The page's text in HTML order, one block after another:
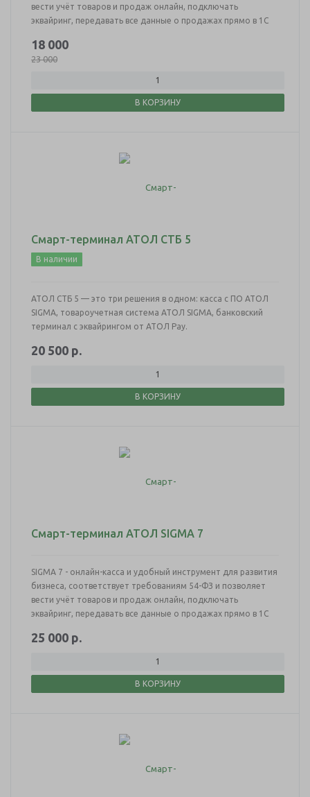
вести учёт товаров и продаж онлайн, подключать
эквайринг, передавать все данные о продажах прямо в 1С
18 000
23 000
В КОРЗИНУ
Смарт-терминал АТОЛ СТБ 5
В наличии
АТОЛ СТБ 5 — это три решения в одном: касса с ПО АТОЛ
SIGMA, товароучетная система АТОЛ SIGMA, банковский
терминал с эквайрингом от АТОЛ Pay.
20 500 р.
В КОРЗИНУ
Смарт-терминал АТОЛ SIGMA 7
SIGMA 7 - онлайн-касса и удобный инструмент для развития
бизнеса, соответствует требованиям 54-ФЗ и позволяет
вести учёт товаров и продаж онлайн, подключать
эквайринг, передавать все данные о продажах прямо в 1С
25 000 р.
В КОРЗИНУ